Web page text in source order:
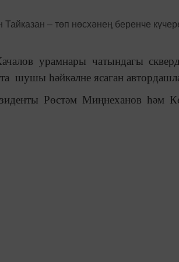
урамнары чатындагы
шушы һәйкәлне ясаган
Рөстәм Миңнеханов һәм